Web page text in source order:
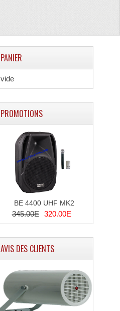
PANIER
vide
PROMOTIONS
BE 4400 UHF MK2
345.00E 320.00E
AVIS DES CLIENTS